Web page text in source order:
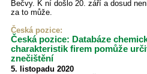
Bečvy. K ní došlo 20. září a dosud
za to může.
Česká pozice:
Česká pozice: Databáze
charakteristik firem pomůže
znečištění
5. listopadu 2020